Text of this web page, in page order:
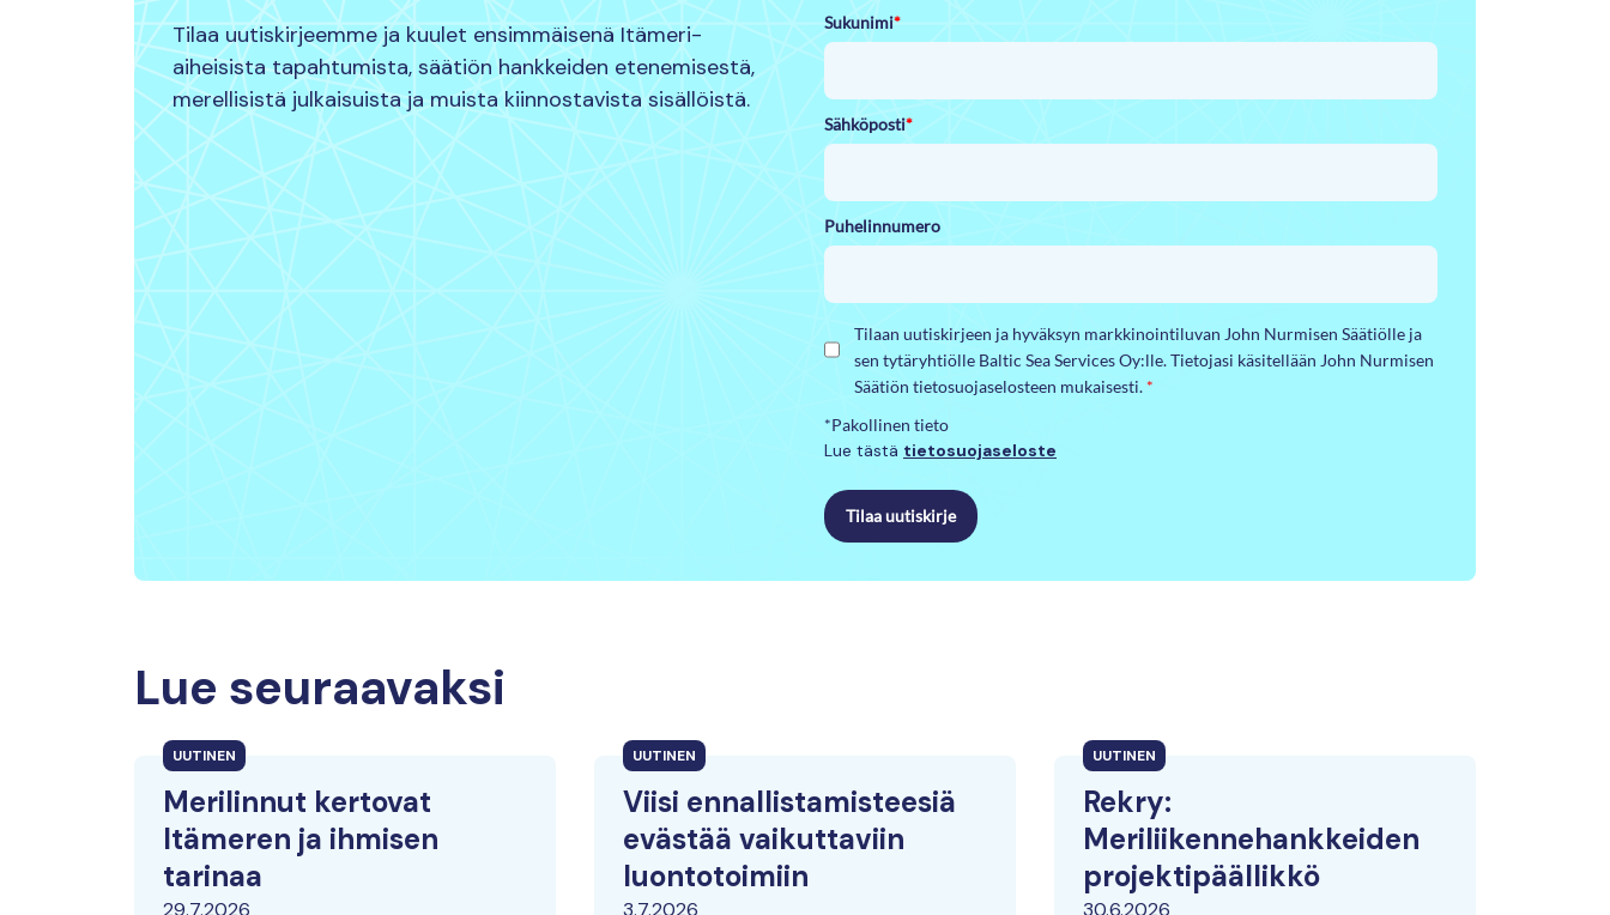
Tilaa uutiskirjeemme ja kuulet ensimmäisenä Itämeri-
aiheisista tapahtumista, säätiön hankkeiden etenemisestä,
merellisistä julkaisuista ja muista kiinnostavista sisällöistä.
Sukunimi*
Sähköposti*
Puhelinnumero
Tilaan uutiskirjeen ja hyväksyn markkinointiluvan John Nurmisen Säätiölle ja
sen tytäryhtiölle Baltic Sea Services Oy:lle. Tietojasi käsitellään John Nurmisen
Säätiön tietosuojaselosteen mukaisesti. *
*Pakollinen tieto
Lue tästä tietosuojaseloste
Tilaa uutiskirje
Lue seuraavaksi
UUTINEN
Merilinnut kertovat
Itämeren ja ihmisen
tarinaa
29.7.2026
UUTINEN
Viisi ennallistamisteesiä
evästää vaikuttaviin
luontotoimiin
3.7.2026
UUTINEN
Rekry:
Meriliikennehankkeiden
projektipäällikkö
30.6.2026